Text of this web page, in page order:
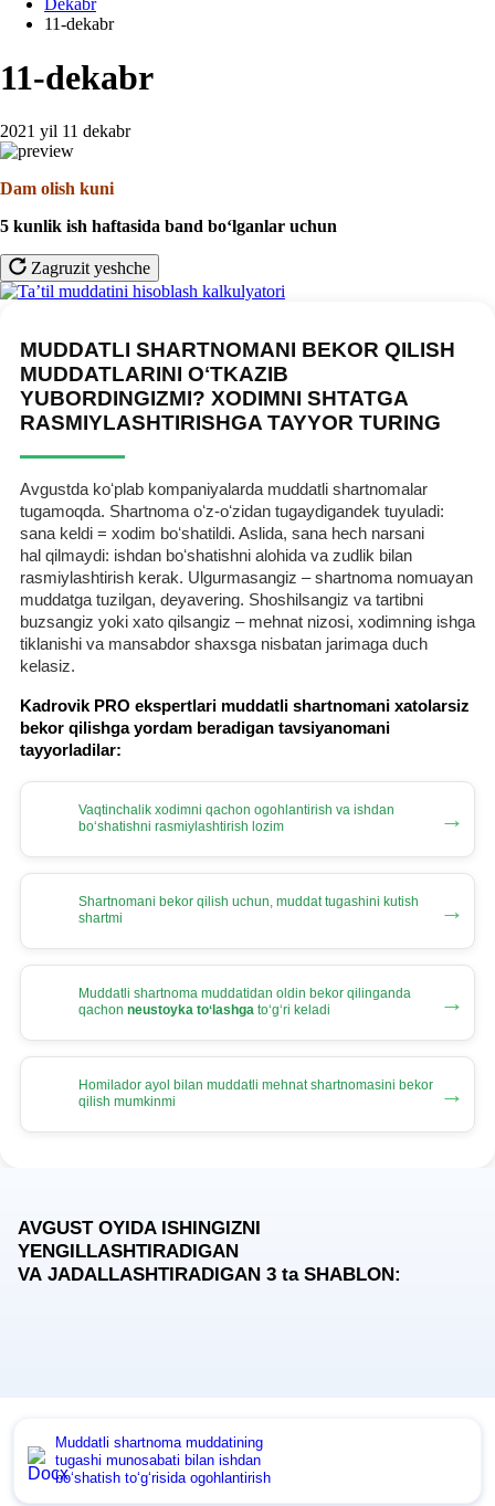
Dekabr
11-dekabr
11-dekabr
2021 yil 11 dekabr
Dam olish kuni
5 kunlik ish haftasida band boʻlganlar uchun
Zagruzit yeshche
MUDDATLI SHARTNOMANI BEKOR QILISH
MUDDATLARINI OʻTKAZIB
YUBORDINGIZMI? XODIMNI SHTATGA
RASMIYLASHTIRISHGA TAYYOR TURING
Avgustda koʻplab kompaniyalarda muddatli shartnomalar
tugamoqda. Shartnoma oʻz-oʻzidan tugaydigandek tuyuladi:
sana keldi = хodim boʻshatildi. Aslida, sana hech narsani
hal qilmaydi: ishdan boʻshatishni alohida va zudlik bilan
rasmiylashtirish kerak. Ulgurmasangiz – shartnoma nomuayan
muddatga tuzilgan, deyavering. Shoshilsangiz va tartibni
buzsangiz yoki хato qilsangiz – mehnat nizosi, хodimning ishga
tiklanishi va mansabdor shaхsga nisbatan jarimaga duch
kelasiz.
Kadrovik PRO ekspertlari muddatli shartnomani хatolarsiz
bekor qilishga yordam beradigan tavsiyanomani
tayyorladilar:
Vaqtinchalik хodimni qachon ogohlantirish va ishdan
boʻshatishni rasmiylashtirish lozim
→
Shartnomani bekor qilish uchun, muddat tugashini kutish
shartmi
→
Muddatli shartnoma muddatidan oldin bekor qilinganda
qachon neustoyka toʻlashga toʻgʻri keladi →
Homilador ayol bilan muddatli mehnat shartnomasini bekor
qilish mumkinmi
→
AVGUST OYIDA ISHINGIZNI
YENGILLASHTIRADIGAN
VA JADALLASHTIRADIGAN 3 taSHABLON:
Muddatli shartnoma muddatining
tugashi munosabati bilan ishdan
boʻshatish toʻgʻrisida ogohlantirish